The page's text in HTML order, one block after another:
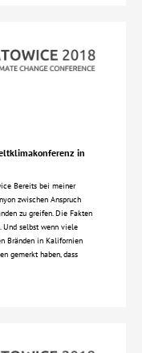
in
Bereits bei meiner
zwischen Anspruch
zu greifen. Die Fakten
selbst wenn viele
Bränden in Kalifornien
gemerkt haben, dass